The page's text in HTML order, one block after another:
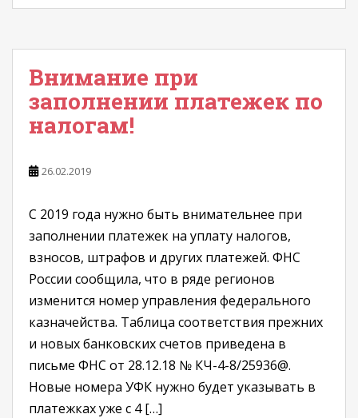
Внимание при
заполнении платежек по
налогам!
26.02.2019
С 2019 года нужно быть внимательнее при
заполнении платежек на уплату налогов,
взносов, штрафов и других платежей. ФНС
России сообщила, что в ряде регионов
изменится номер управления федерального
казначейства. Таблица соответствия прежних
и новых банковских счетов приведена в
письме ФНС от 28.12.18 № КЧ-4-8/25936@.
Новые номера УФК нужно будет указывать в
платежках уже с 4 […]